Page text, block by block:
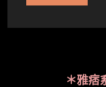
＊雅痞